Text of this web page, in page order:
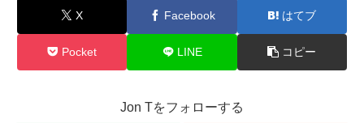
X Facebook はてブ
Pocket LINE コピー
Jon Tをフォローする